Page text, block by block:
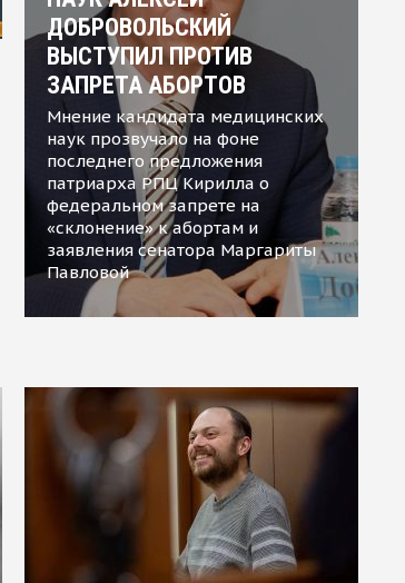
ДОБРОВОЛЬСКИЙ
ВЫСТУПИЛ ПРОТИВ
ЗАПРЕТА АБОРТОВ
Мнение кандидата медицинских
наук прозвучало на фоне
последнего предложения
патриарха РПЦ Кирилла о
федеральном запрете на
«склонение» к абортам и
заявления сенатора Маргариты
Павловой